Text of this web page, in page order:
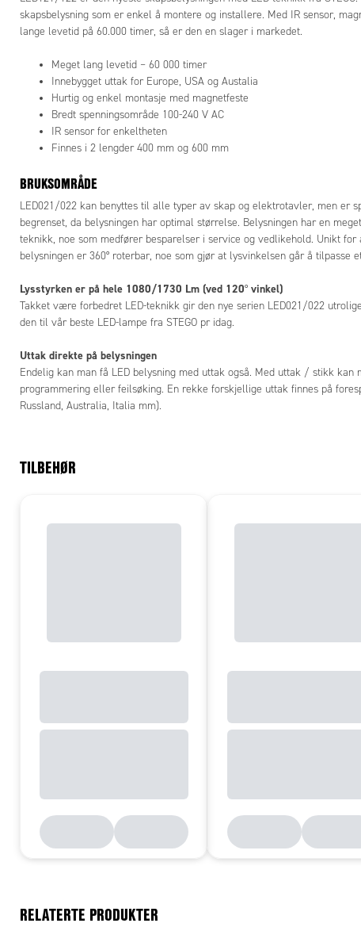
kontakter
LED 121/
UL
1=
2=
3= Sveits
4= UK,
7= Australia
skapsbelysning som er enkel å montere og installere. Med IR sensor,
lange levetid på 60.000 timer, så er den en slager i markedet.
Meget lang levetid – 60 000 timer
Innebygget uttak for Europe, USA og Austalia
Hurtig og enkel montasje med magnetfeste
Bredt spenningsområde 100-240 V AC
IR sensor for enkeltheten
Finnes i 2 lengder 400 mm og 600 mm
BRUKSOMRÅDE
LED021/022 kan benyttes til alle typer av skap og elektrotavler, men er
begrenset, da belysningen har optimal størrelse. Belysningen har en
teknikk, noe som medfører besparelser i service og vedlikehold. Unikt
belysningen er 360° roterbar, noe som gjør at lysvinkelsen går å tilpasse
Lysstyrken er på hele 1080/1730 Lm (ved 120° vinkel)
Takket være forbedret LED-teknikk gir den nye serien LED021/022
den til vår beste LED-lampe fra STEGO pr idag.
Uttak direkte på belysningen
Endelig kan man få LED belysning med uttak også. Med uttak / stikk kan
programmering eller feilsøking. En rekke forskjellige uttak finnes på
Russland, Australia, Italia mm).
TILBEHØR
RELATERTE PRODUKTER